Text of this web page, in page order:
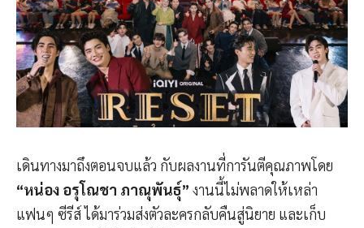
เดินทางมาถึงตอนจบแล้ว กับผลงานที่การันตีคุณภาพโดย
“หน่อง อรุโณชา ภาณุพันธุ์” งานนี้ไม่พลาดให้เหล่า
แฟนๆ ซีรีส์ ได้มาร่วมส่งตัวละครกลับคืนสู่นิยาย และเก็บ